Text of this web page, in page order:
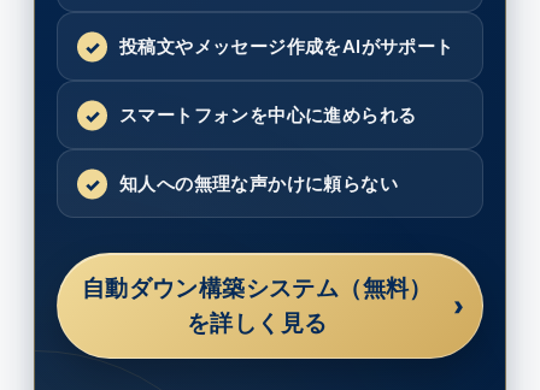
投稿文やメッセージ作成をAIがサポート
スマートフォンを中心に進められる
知人への無理な声かけに頼らない
自動ダウン構築システム（無料）
を詳しく見る
›